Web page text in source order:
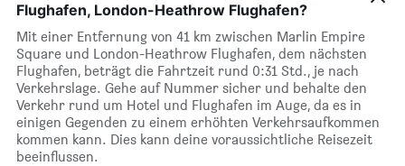
Flughafen, London-Heathrow Flughafen?
Mit einer Entfernung von 41 km zwischen Marlin Empire
Square und London-Heathrow Flughafen, dem nächsten
Flughafen, beträgt die Fahrtzeit rund 0:31 Std., je nach
Verkehrslage. Gehe auf Nummer sicher und behalte den
Verkehr rund um Hotel und Flughafen im Auge, da es in
einigen Gegenden zu einem erhöhten Verkehrsaufkommen
kommen kann. Dies kann deine voraussichtliche Reisezeit
beeinflussen.